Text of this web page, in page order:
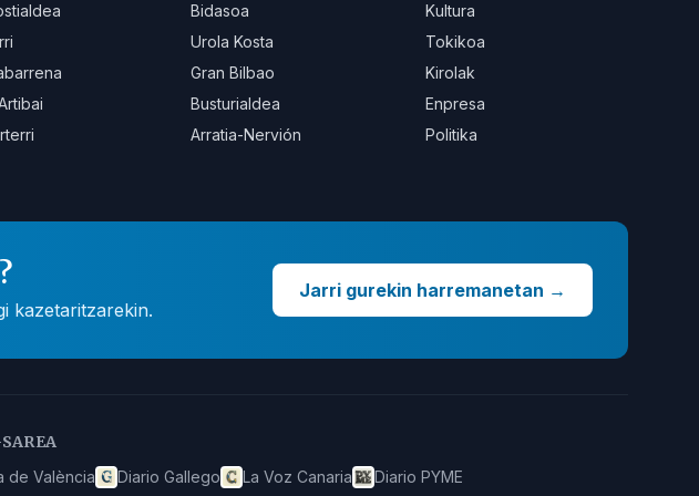
Bidasoa
Urola Kosta
Gran Bilbao
Busturialdea
Arratia-Nervión
Kultura
Tokikoa
Kirolak
Enpresa
Politika
kazetaritzarekin.
Jarri gurekin harremanetan →
de València Diario Gallego La Voz Canaria Diario PYME